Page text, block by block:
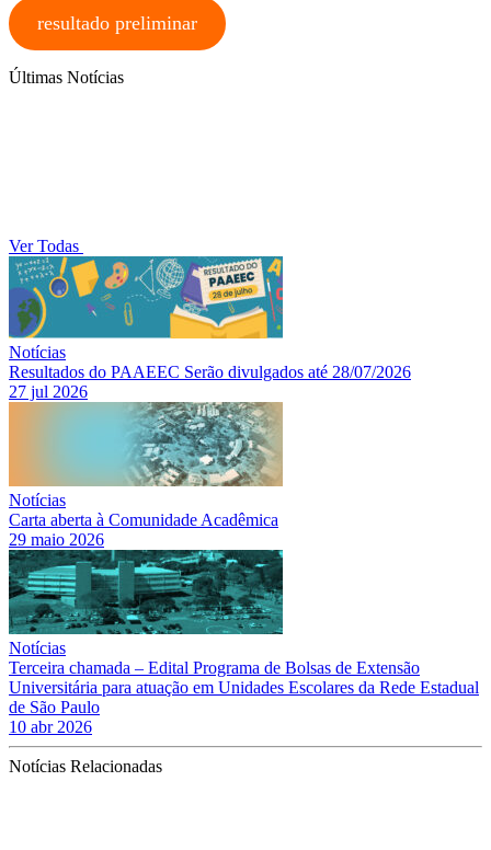
resultado preliminar
Últimas Notícias
Ver Todas
Notícias
Resultados do PAAEEC Serão divulgados até 28/07/2026
27 jul 2026
Notícias
Carta aberta à Comunidade Acadêmica
29 maio 2026
Notícias
Terceira chamada – Edital Programa de Bolsas de Extensão
Universitária para atuação em Unidades Escolares da Rede Estadual
de São Paulo
10 abr 2026
Notícias Relacionadas